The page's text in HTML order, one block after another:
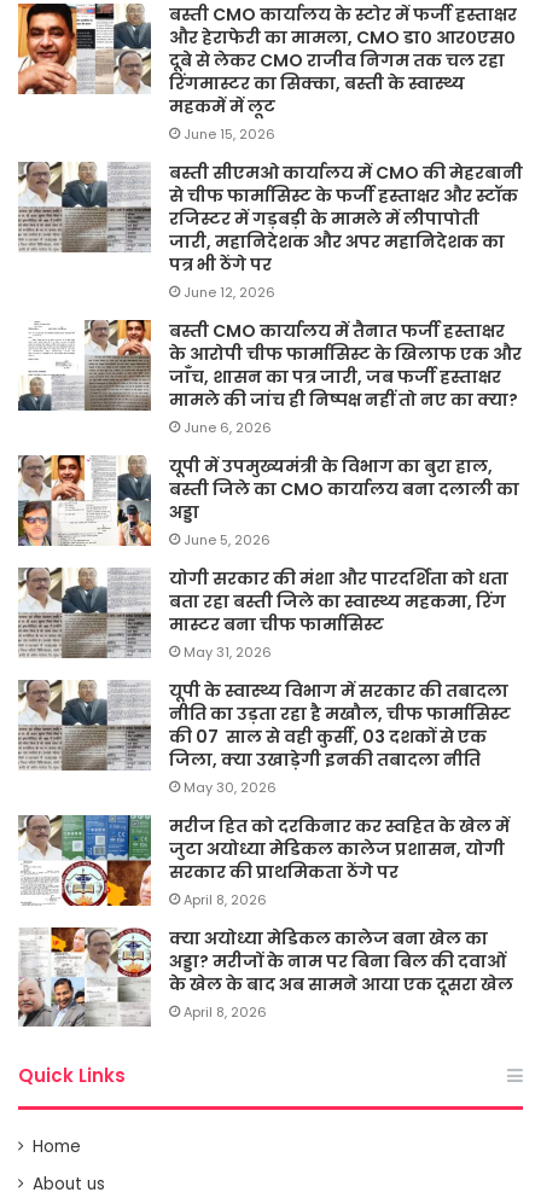
बस्ती CMO कार्यालय के स्टोर में फर्जी हस्ताक्षर
और हेराफेरी का मामला, CMO डा० आर०एस०
दूबे से लेकर CMO राजीव निगम तक चल रहा
रिंगमास्टर का सिक्का, बस्ती के स्वास्थ्य
महकमें में लूट
June 15, 2026
बस्ती सीएमओ कार्यालय में CMO की मेहरबानी
से चीफ फार्मासिस्ट के फर्जी हस्ताक्षर और स्टॉक
रजिस्टर में गड़बड़ी के मामले में लीपापोती
जारी, महानिदेशक और अपर महानिदेशक का
पत्र भी ठेंगे पर
June 12, 2026
बस्ती CMO कार्यालय में तैनात फर्जी हस्ताक्षर
के आरोपी चीफ फार्मासिस्ट के खिलाफ एक और
जाँच, शासन का पत्र जारी, जब फर्जी हस्ताक्षर
मामले की जांच ही निष्पक्ष नहीं तो नए का क्या?
June 6, 2026
यूपी में उपमुख्यमंत्री के विभाग का बुरा हाल,
बस्ती जिले का CMO कार्यालय बना दलाली का
अड्डा
June 5, 2026
योगी सरकार की मंशा और पारदर्शिता को धता
बता रहा बस्ती जिले का स्वास्थ्य महकमा, रिंग
मास्टर बना चीफ फार्मासिस्ट
May 31, 2026
यूपी के स्वास्थ्य विभाग में सरकार की तबादला
नीति का उड़ता रहा है मखौल, चीफ फार्मासिस्ट
की 07 साल से वही कुर्सी, 03 दशकों से एक
जिला, क्या उखाड़ेगी इनकी तबादला नीति
May 30, 2026
मरीज हित को दरकिनार कर स्वहित के खेल में
जुटा अयोध्या मेडिकल कालेज प्रशासन, योगी
सरकार की प्राथमिकता ठेंगे पर
April 8, 2026
क्या अयोध्या मेडिकल कालेज बना खेल का
अड्डा? मरीजों के नाम पर बिना बिल की दवाओं
के खेल के बाद अब सामने आया एक दूसरा खेल
April 8, 2026
Quick Links
Home
About us